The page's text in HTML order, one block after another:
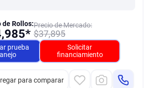
Precio de Mercado:
$37,895
de Rollos:
prueba
Solicitar
financiamiento
para comparar